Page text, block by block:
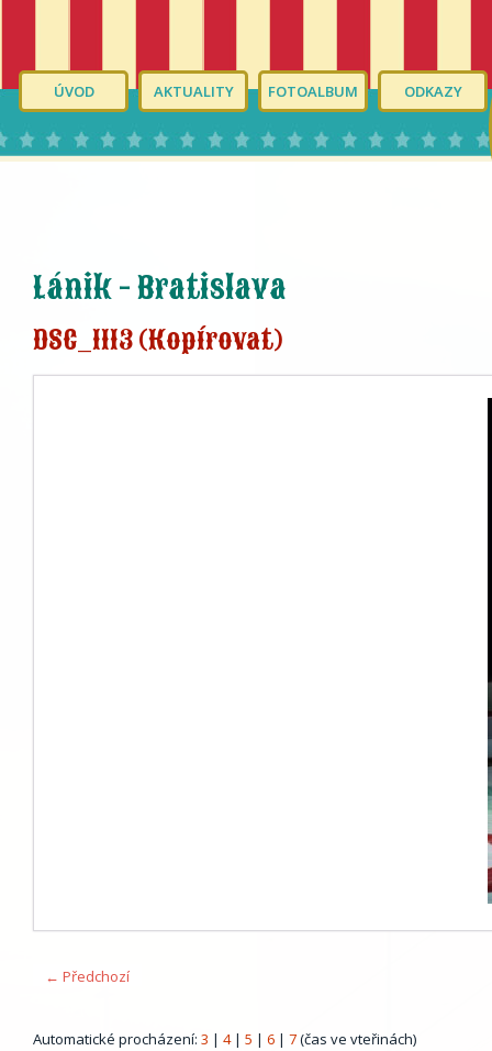
ÚVOD AKTUALITY FOTOALBUM ODKAZY
Lánik - Bratislava
DSC_1113 (Kopírovat)
← Předchozí
Automatické procházení: 3 | 4| 5 | 6 | 7(čas ve vteřinách)